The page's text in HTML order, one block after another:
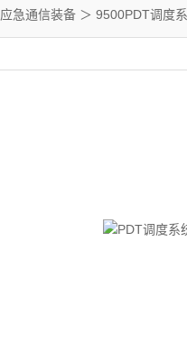
应急通信装备 ＞ 9500PDT调度